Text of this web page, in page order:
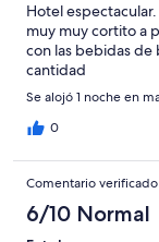
Hotel
muy muy cortito a
con las bebidas de
cantidad
Se alojó 1 noche en
0
Comentario verificado
6/10 Normal